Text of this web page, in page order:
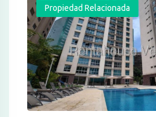
Propiedad Relacionada